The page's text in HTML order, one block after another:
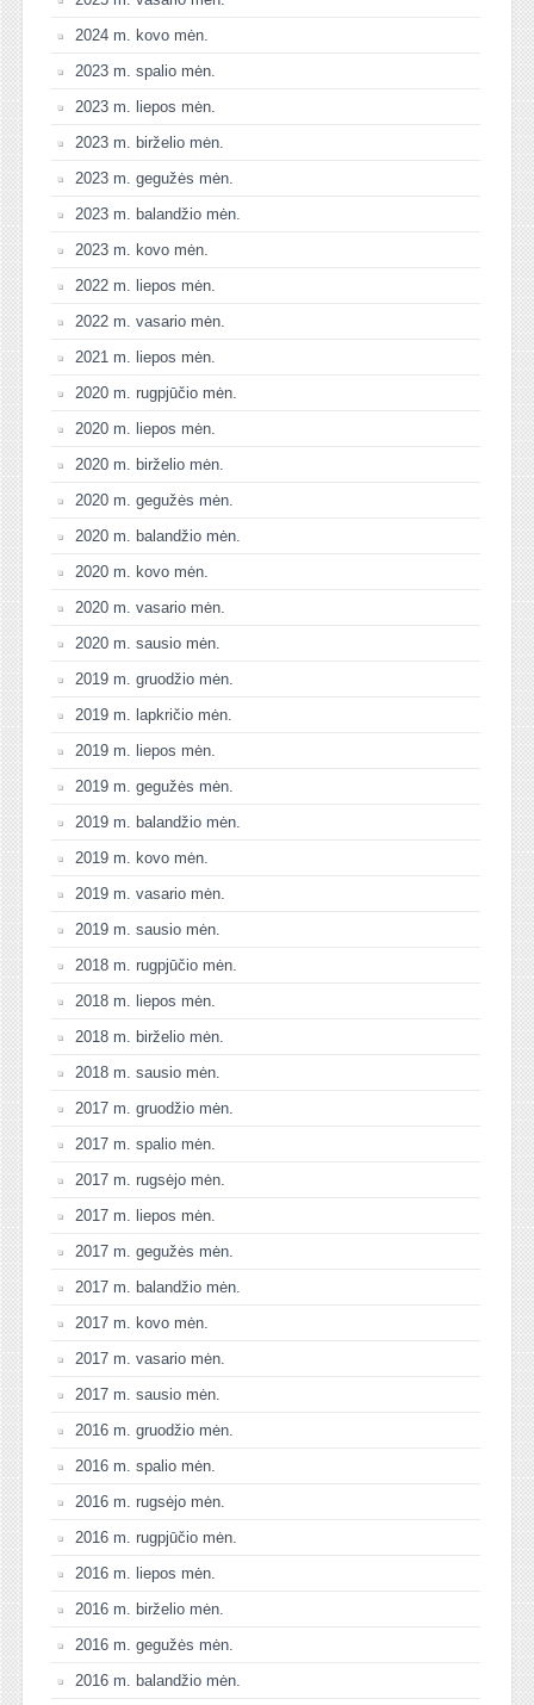
2024 m. kovo mėn.
2023 m. spalio mėn.
2023 m. liepos mėn.
2023 m. birželio mėn.
2023 m. gegužės mėn.
2023 m. balandžio mėn.
2023 m. kovo mėn.
2022 m. liepos mėn.
2022 m. vasario mėn.
2021 m. liepos mėn.
2020 m. rugpjūčio mėn.
2020 m. liepos mėn.
2020 m. birželio mėn.
2020 m. gegužės mėn.
2020 m. balandžio mėn.
2020 m. kovo mėn.
2020 m. vasario mėn.
2020 m. sausio mėn.
2019 m. gruodžio mėn.
2019 m. lapkričio mėn.
2019 m. liepos mėn.
2019 m. gegužės mėn.
2019 m. balandžio mėn.
2019 m. kovo mėn.
2019 m. vasario mėn.
2019 m. sausio mėn.
2018 m. rugpjūčio mėn.
2018 m. liepos mėn.
2018 m. birželio mėn.
2018 m. sausio mėn.
2017 m. gruodžio mėn.
2017 m. spalio mėn.
2017 m. rugsėjo mėn.
2017 m. liepos mėn.
2017 m. gegužės mėn.
2017 m. balandžio mėn.
2017 m. kovo mėn.
2017 m. vasario mėn.
2017 m. sausio mėn.
2016 m. gruodžio mėn.
2016 m. spalio mėn.
2016 m. rugsėjo mėn.
2016 m. rugpjūčio mėn.
2016 m. liepos mėn.
2016 m. birželio mėn.
2016 m. gegužės mėn.
2016 m. balandžio mėn.